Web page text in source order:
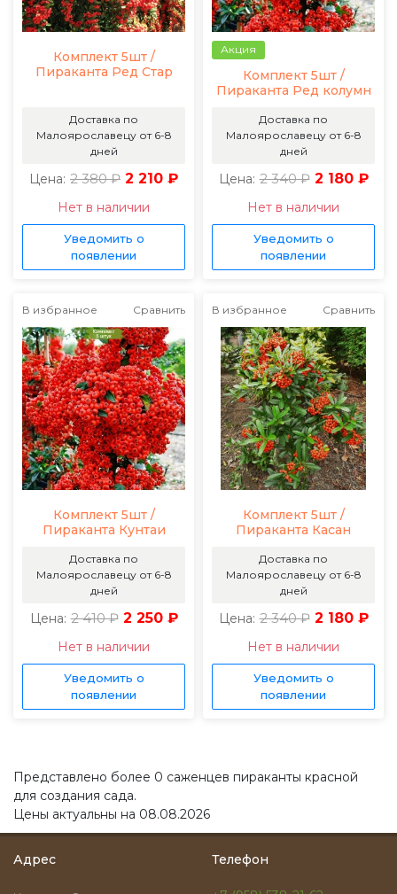
Комплект 5шт /
Пираканта Ред Стар
Доставка по
Малоярославецу от 6-8
дней
Цена: 2 380 ₽ 2 210 ₽
Нет в наличии
Уведомить о
появлении
Акция
Комплект 5шт /
Пираканта Ред колумн
Доставка по
Малоярославецу от 6-8
дней
Цена: 2 340 ₽ 2 180 ₽
Нет в наличии
Уведомить о
появлении
В избранное Сравнить
Комплект 5шт /
Пираканта Кунтаи
Доставка по
Малоярославецу от 6-8
дней
Цена: 2 410 ₽ 2 250 ₽
Нет в наличии
Уведомить о
появлении
В избранное Сравнить
Комплект 5шт /
Пираканта Касан
Доставка по
Малоярославецу от 6-8
дней
Цена: 2 340 ₽ 2 180 ₽
Нет в наличии
Уведомить о
появлении
Представлено более 0 саженцев пираканты красной
для создания сада.
Цены актуальны на 08.08.2026
Адрес Телефон